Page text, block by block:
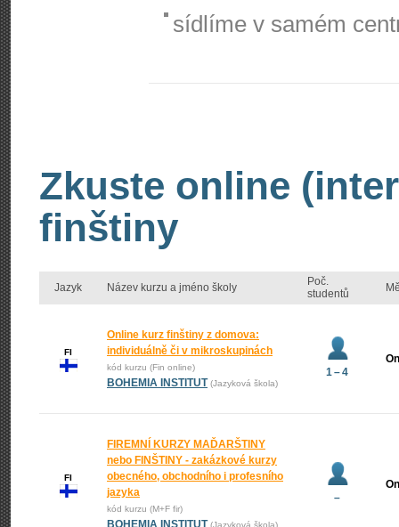
sídlíme v samém
Zkuste online
finštiny
Jazyk Název kurzu a jméno školy
Poč.
studentů
FI
Online kurz finštiny z domova:
individuálně či v mikroskupinách
kód kurzu (Fin online)
BOHEMIA INSTITUT (Jazyková škola)
1 – 4
FI
FIREMNÍ KURZY MAĎARŠTINY
nebo FINŠTINY - zakázkové kurzy
obecného, obchodního i profesního
jazyka
kód kurzu (M+F fir)
BOHEMIA INSTITUT (Jazyková škola)
–